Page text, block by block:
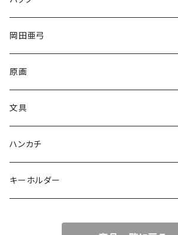
岡田亜弓
原画
文具
ハンカチ
キーホルダー